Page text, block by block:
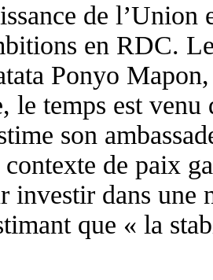
de
en RDC.
Ponyo
le temps est
son
contexte de paix
investir dans une
que « la